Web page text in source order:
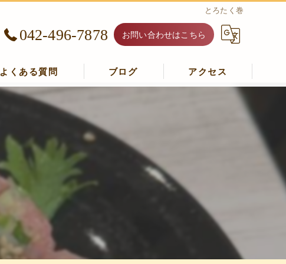
とろたく巻
042-496-7878 お問い合わせはこちら
よくある質問 ブログ アクセス